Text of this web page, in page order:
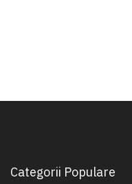
Categorii Populare